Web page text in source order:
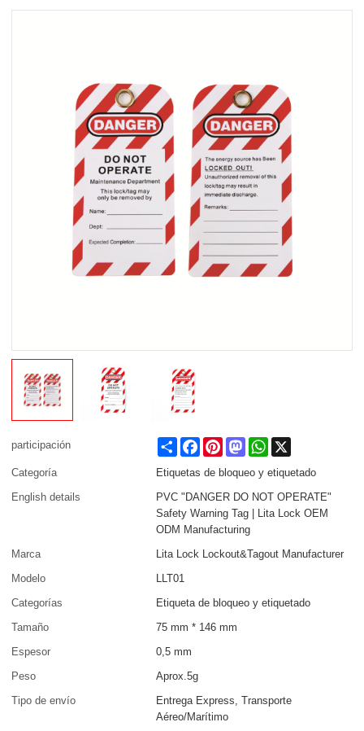
participación Share FacebookPinterestMastodonWhatsApp
Categoría
Etiquetas de bloqueo y etiquetado
English details
PVC "DANGER DO NOT OPERATE"
Safety Warning Tag | Lita Lock OEM
ODM Manufacturing
Marca
Lita Lock Lockout&Tagout Manufacturer
Modelo
LLT01
Categorías
Etiqueta de bloqueo y etiquetado
Tamaño
75 mm * 146 mm
Espesor
0,5 mm
Peso
Aprox.5g
Tipo de envío
Entrega Express, Transporte
Aéreo/Marítimo